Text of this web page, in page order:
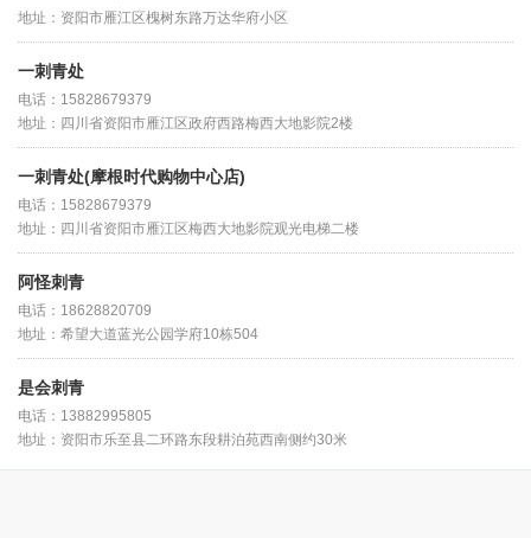
地址：资阳市雁江区槐树东路万达华府小区
一刺青处
电话：15828679379
地址：四川省资阳市雁江区政府西路梅西大地影院2楼
一刺青处(摩根时代购物中心店)
电话：15828679379
地址：四川省资阳市雁江区梅西大地影院观光电梯二楼
阿怪刺青
电话：18628820709
地址：希望大道蓝光公园学府10栋504
是会刺青
电话：13882995805
地址：资阳市乐至县二环路东段耕泊苑西南侧约30米